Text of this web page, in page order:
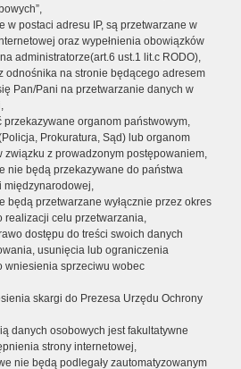
w postaci adresu IP, są przetwarzane w
oraz wypełnienia obowiązków
administratorze(art.6 ust.1 lit.c RODO),
odnośnika na stronie będącego adresem
Pan/Pani na przetwarzanie danych w
organom państwowym,
Prokuratura, Sąd) lub organom
związku z prowadzonym postępowaniem,
nie będą przekazywane do państwa
międzynarodowej,
będą przetwarzane wyłącznie przez okres
realizacji celu przetwarzania,
dostępu do treści swoich danych
usunięcia lub ograniczenia
wniesienia sprzeciwu wobec
skargi do Prezesa Urzędu Ochrony
danych osobowych jest fakultatywne
strony internetowej,
nie będą podlegały zautomatyzowanym